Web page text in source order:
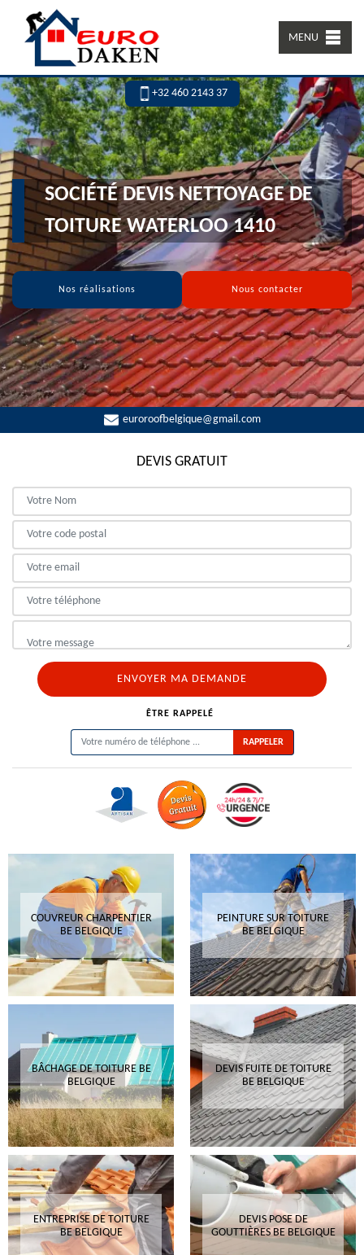
MENU
+32 460 2143 37
SOCIÉTÉ DEVIS NETTOYAGE DE
TOITURE WATERLOO 1410
Nos réalisations Nous contacter
euroroofbelgique@gmail.com
DEVIS GRATUIT
ÊTRE RAPPELÉ
COUVREUR CHARPENTIER
BE BELGIQUE
PEINTURE SUR TOITURE
BE BELGIQUE
BÂCHAGE DE TOITURE BE
BELGIQUE
DEVIS FUITE DE TOITURE
BE BELGIQUE
ENTREPRISE DE TOITURE
BE BELGIQUE
DEVIS POSE DE
GOUTTIÈRES BE BELGIQUE